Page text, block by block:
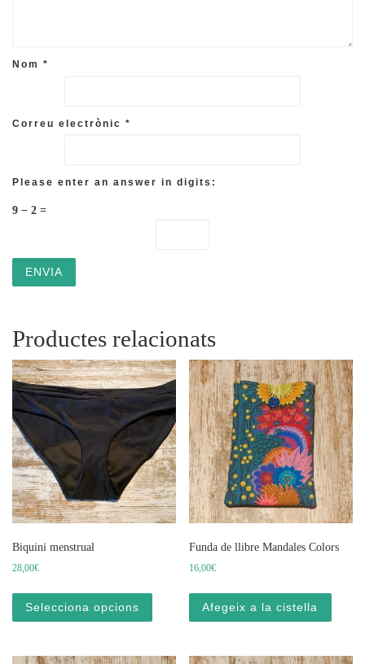
Nom *
Correu electrònic *
Please enter an answer in digits:
9 − 2 =
Productes relacionats
Biquini menstrual
28,00€
Selecciona opcions
Funda de llibre Mandales Colors
16,00€
Afegeix a la cistella